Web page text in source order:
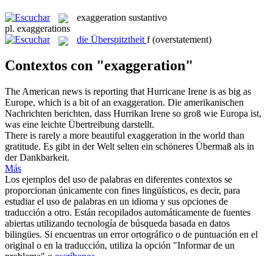
exaggeration sustantivo
pl. exaggerations
die Überspitztheit f (overstatement)
Contextos con "exaggeration"
The American news is reporting that Hurricane Irene is as big as
Europe, which is a bit of an exaggeration. Die amerikanischen
Nachrichten berichten, dass Hurrikan Irene so groß wie Europa ist,
was eine leichte Übertreibung darstellt.
There is rarely a more beautiful exaggeration in the world than
gratitude. Es gibt in der Welt selten ein schöneres Übermaß als in
der Dankbarkeit.
Más
Los ejemplos del uso de palabras en diferentes contextos se
proporcionan únicamente con fines lingüísticos, es decir, para
estudiar el uso de palabras en un idioma y sus opciones de
traducción a otro. Están recopilados automáticamente de fuentes
abiertas utilizando tecnología de búsqueda basada en datos
bilingües. Si encuentras un error ortográfico o de puntuación en el
original o en la traducción, utiliza la opción "Informar de un